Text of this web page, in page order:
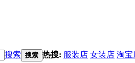
搜索 搜索 热搜: 服装店 女装店 淘宝